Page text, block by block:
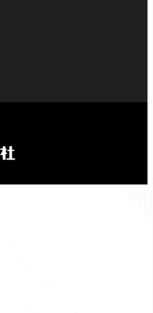
に向けた取り組み